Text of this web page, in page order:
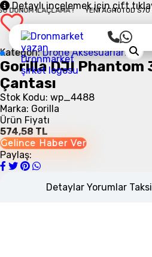
İLAÇLAMA ! YENI AGROTOD S70
Sepet
Sepet Detayı
Detaylı incelemek için çift
Kategori:Drone Aksesuarları
Gorilla DJI Phantom
Çantası
Stok Kodu: wp_4488
Marka: Gorilla
Ürün Fiyatı
574,58 TL
Gelince Haber Ver
Paylaş:
Detaylar Yorumlar